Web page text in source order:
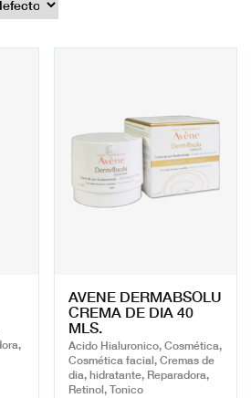
AVENE DERMABSOLU
CREMA DE DIA 40
MLS.
Acido Hialuronico, Cosmética,
Cosmética facial, Cremas de
dia, hidratante, Reparadora,
Retinol, Tonico